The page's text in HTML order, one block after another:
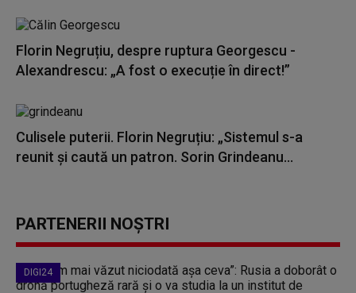
Florin Negruțiu, despre ruptura Georgescu -
Alexandrescu: „A fost o execuție în direct!”
Culisele puterii. Florin Negruțiu: „Sistemul s-a
reunit și caută un patron. Sorin Grindeanu...
PARTENERII NOȘTRI
DIGI24